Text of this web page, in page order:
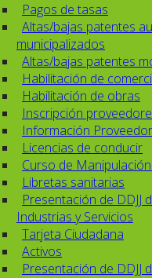
Pagos de tasas
Altas/bajas patentes
municipalizados
Altas/bajas patentes
Habilitación de
Habilitación de obras
Inscripción
Información
Licencias de conducir
Curso de
Libretas sanitarias
Presentación de DDJJ
Industrias y Servicios
Tarjeta Ciudadana
Activos
Presentación de DDJJ